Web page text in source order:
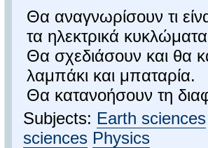
Θα αναγνωρίσουν τι
τα ηλεκτρικά
Θα σχεδιάσουν και θα
λαμπάκι και μπαταρία.
Θα κατανοήσουν τη
Subjects: Earth sciences
sciences Physics